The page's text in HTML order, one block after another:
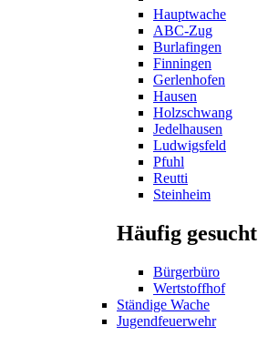
Hauptwache
ABC-Zug
Burlafingen
Finningen
Gerlenhofen
Hausen
Holzschwang
Jedelhausen
Ludwigsfeld
Pfuhl
Reutti
Steinheim
Häufig gesucht
Bürgerbüro
Wertstoffhof
Ständige Wache
Jugendfeuerwehr